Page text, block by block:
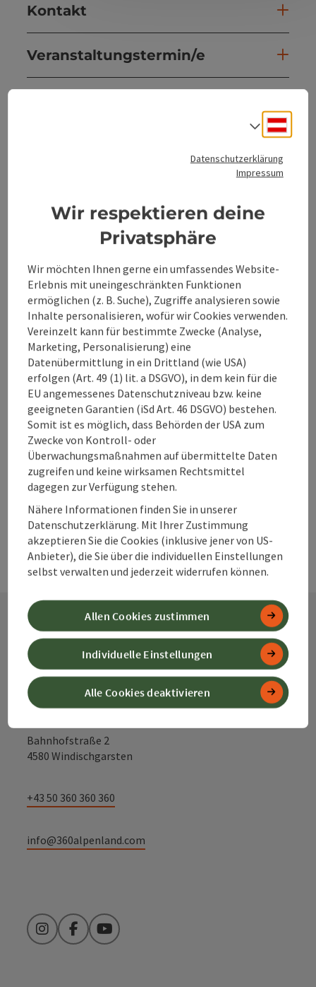
Kontakt
Veranstaltungstermin/e
Barrierefreiheit
Beitrag merken
zum Merkzettel
PDF erstellen
Beitrag drucken
In der Nähe
powered byTOURDATA Änderung vorschlagen
Kontakt
Alpenland Tourismus GmbH
Bahnhofstraße 2
4580 Windischgarsten
+43 50 360 360 360
info@360alpenland.com
InstagramFacebookYouTube
Datenschutzerklärung
Impressum
Wir respektieren deine
Privatsphäre
Wir möchten Ihnen gerne ein umfassendes Website-
Erlebnis mit uneingeschränkten Funktionen
ermöglichen (z. B. Suche), Zugriffe analysieren sowie
Inhalte personalisieren, wofür wir Cookies verwenden.
Vereinzelt kann für bestimmte Zwecke (Analyse,
Marketing, Personalisierung) eine
Datenübermittlung in ein Drittland (wie USA)
erfolgen (Art. 49 (1) lit. a DSGVO), in dem kein für die
EU angemessenes Datenschutzniveau bzw. keine
geeigneten Garantien (iSd Art. 46 DSGVO) bestehen.
Somit ist es möglich, dass Behörden der USA zum
Zwecke von Kontroll- oder
Überwachungsmaßnahmen auf übermittelte Daten
zugreifen und keine wirksamen Rechtsmittel
dagegen zur Verfügung stehen.
Nähere Informationen finden Sie in unserer
Datenschutzerklärung. Mit Ihrer Zustimmung
akzeptieren Sie die Cookies (inklusive jener von US-
Anbieter), die Sie über die individuellen Einstellungen
selbst verwalten und jederzeit widerrufen können.
Alle Cookies deaktivieren
Individuelle Einstellungen
Allen Cookies zustimmen